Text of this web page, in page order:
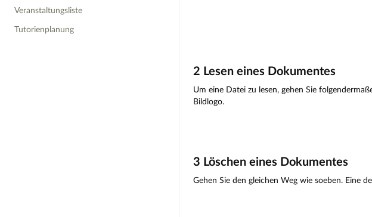
Veranstaltungsliste
Tutorienplanung
2 Lesen eines Dokumentes
Um eine Datei zu lesen, gehen Sie
Bildlogo.
3 Löschen eines Dokumentes
Gehen Sie den gleichen Weg wie soeben. Eine